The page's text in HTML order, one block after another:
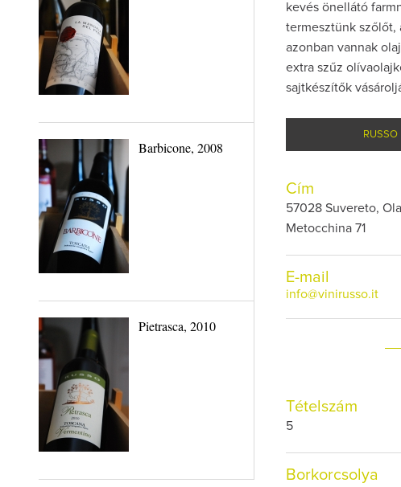
Barbicone, 2008
Pietrasca, 2010
kevés önellátó
termesztünk szőlőt,
azonban vannak
extra szűz
sajtkészítők
RUSSO
Cím
57028 Suvereto,
Metocchina 71
E-mail
info@vinirusso.it
Tételszám
5
Borkorcsolya